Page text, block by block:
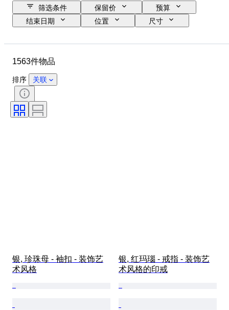
筛选条件 保留价
预算
结束日期
位置
尺寸
状态
课题
颜色
时钟类型
表壳直径
1563件物品
排序 关联
银, 珍珠母 - 袖扣 - 装饰艺
术风格
银, 红玛瑙 - 戒指 - 装饰艺
术风格的印戒